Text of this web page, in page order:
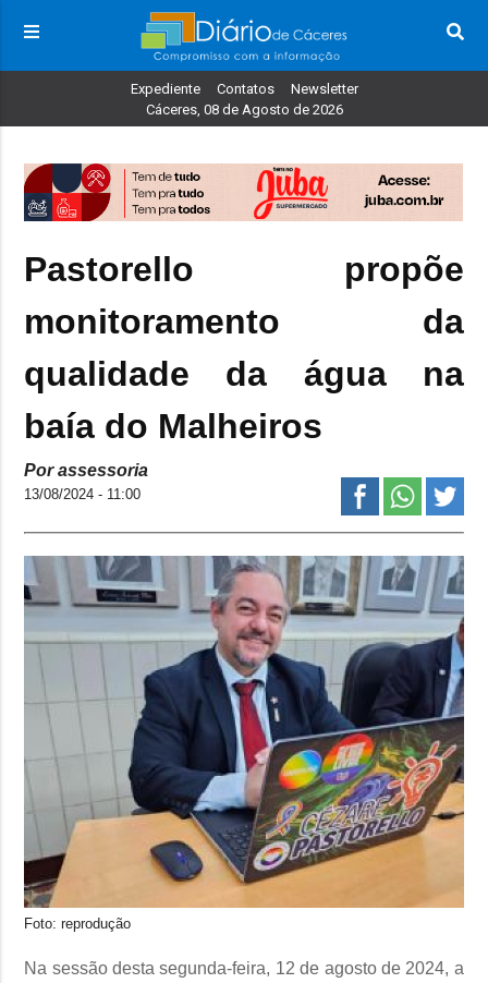
Expediente Contatos
Newsletter
Cáceres, 08 de Agosto de 2026
Pastorello propõe
monitoramento da
qualidade da água na
baía do Malheiros
Por assessoria
13/08/2024 - 11:00
Foto: reprodução
Na sessão desta segunda-feira, 12 de agosto de 2024, a